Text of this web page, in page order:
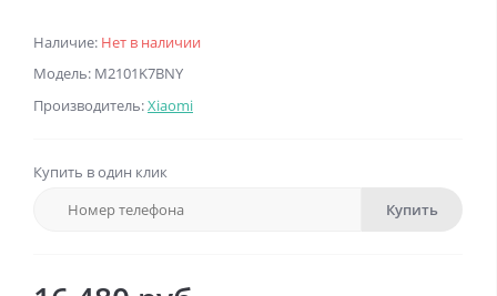
Наличие: Нет в наличии
Модель: M2101K7BNY
Производитель:Xiaomi
Купить в один клик
Купить